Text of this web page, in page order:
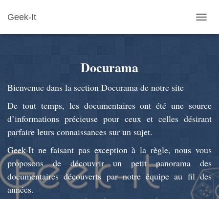
Geek-It
LA
Docurama
Bienvenue dans la section Docurama de notre site
De tout temps, les documentaires ont été une source
d’informations précieuse pour ceux et celles désirant
parfaire leurs connaissances sur un sujet.
Geek-It ne faisant pas exception à la règle, nous vous
proposons de découvrir un petit panorama des
documentaires découverts par notre équipe au fil des
années.